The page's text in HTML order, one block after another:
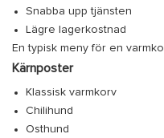
Snabba upp tjänsten
Lägre lagerkostnad
En typisk meny för en
Kärnposter
Klassisk varmkorv
Chilihund
Osthund